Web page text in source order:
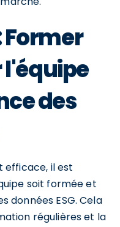
Former
l'équipe
des
efficace, il est
soit formée et
données ESG. Cela
régulières et la